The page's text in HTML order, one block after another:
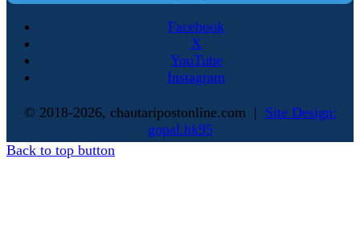
Facebook
X
YouTube
Instagram
© 2018-2026, chautaripostonline.com | Site Design:
gopal.hk95
Back to top button